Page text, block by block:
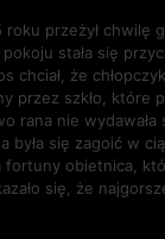
roku przeżył chwilę
stała się
chciał, że
przez szkło, które
rana nie wydawała
była się zagoić w
fortuny obietnica,
się, że